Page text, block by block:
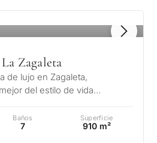
Zagaleta
de lujo en Zagaleta,
del estilo de vida
Baños
7
Superficie
910 m²